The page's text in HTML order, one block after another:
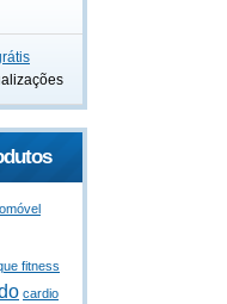
fitness
cardio